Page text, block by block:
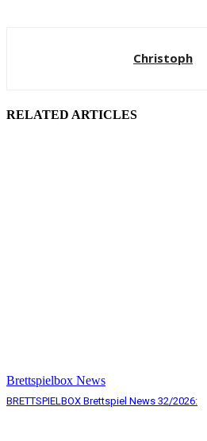
Christoph
RELATED ARTICLES
Brettspielbox News
BRETTSPIELBOX Brettspiel News 32/2026: